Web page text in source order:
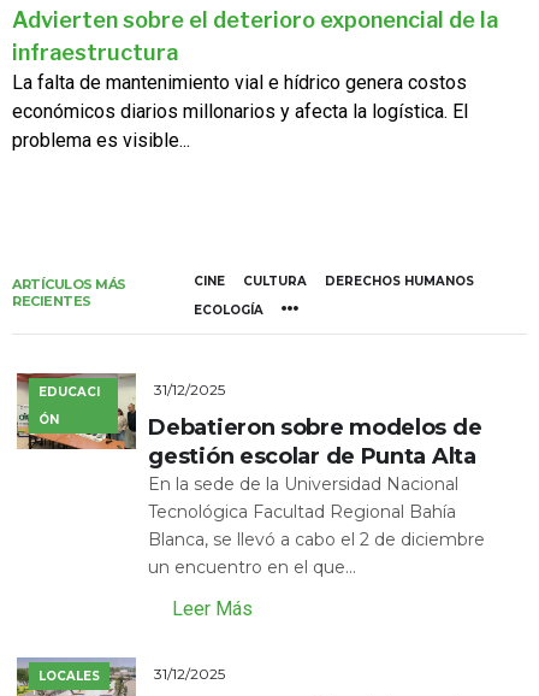
Advierten sobre el deterioro exponencial de la
infraestructura
La falta de mantenimiento vial e hídrico genera costos
económicos diarios millonarios y afecta la logística. El
problema es visible...
ARTÍCULOS MÁS
RECIENTES
CINE CULTURA
DERECHOS HUMANOS
ECOLOGÍA
EDUCACI
ÓN
31/12/2025
Debatieron sobre modelos de
gestión escolar de Punta Alta
En la sede de la Universidad Nacional
Tecnológica Facultad Regional Bahía
Blanca, se llevó a cabo el 2 de diciembre
un encuentro en el que...
Leer Más
LOCALES 31/12/2025